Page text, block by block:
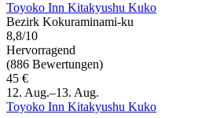
Toyoko Inn Kitakyushu Kuko
Bezirk Kokuraminami-ku
8,8/10
Hervorragend
(886 Bewertungen)
45 €
12. Aug.–13. Aug.
Toyoko Inn Kitakyushu Kuko